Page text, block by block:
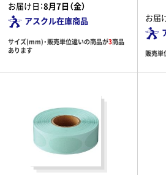
お届け日：8月7日（金）
アスクル在庫商品
サイズ(mm)・販売単位違いの商品が3商品
あります
お届
販売単